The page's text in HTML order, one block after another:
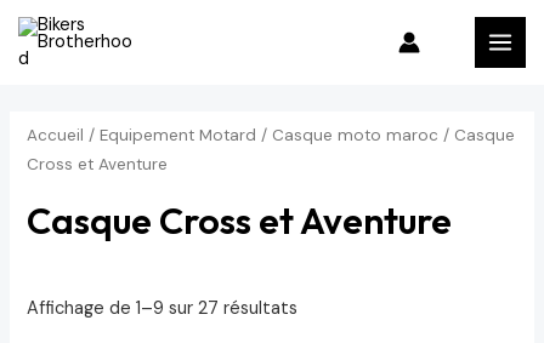
Aller
P
r
m
n
x
Accueil /Equipement Motard / Casque moto maroc / Casque
Cross et Aventure
Casque Cross et Aventure
Affichage de 1–9 sur 27 résultats